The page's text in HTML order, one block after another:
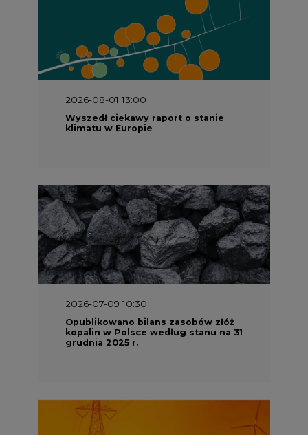
2026-07-09 10:30
Opublikowano bilans zasobów złóż
kopalin w Polsce według stanu na 31
grudnia 2025 r.
2026-06-08 07:00
Wyszedł raport "Bezpieczniej i
taniej. Ciepłownictwo na ratunek
KSE"